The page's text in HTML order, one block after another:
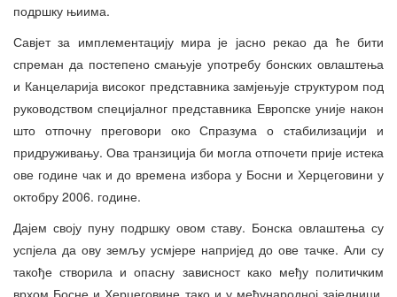
подршку њиима.
Савјет за имплементацију мира је јасно рекао да ће бити
спреман да постепено смањује употребу бонских овлаштења
и Канцеларија високог представника замјењује структуром под
руководством специјалног представника Европске уније након
што отпочну преговори око Спразума о стабилизацији и
придруживању. Ова транзиција би могла отпочети прије истека
ове године чак и до времена избора у Босни и Херцеговини у
октобру 2006. године.
Дајем своју пуну подршку овом ставу. Бонска овлаштења су
успјела да ову земљу усмјере напријед до ове тачке. Али су
такође створила и опасну зависност како међу политичким
врхом Босне и Херцеговине тако и у међународној заједници.